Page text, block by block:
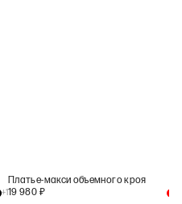
+1
Платье-макси объемного кроя
19 980 ₽